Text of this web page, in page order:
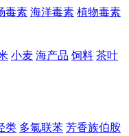
毒素 海洋毒素 植物毒素
小麦 海产品 饲料 茶叶
类 多氯联苯 芳香族伯胺